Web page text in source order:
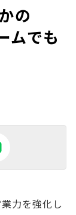
の
ムでも
力を強化し